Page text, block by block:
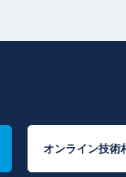
オンライン技術